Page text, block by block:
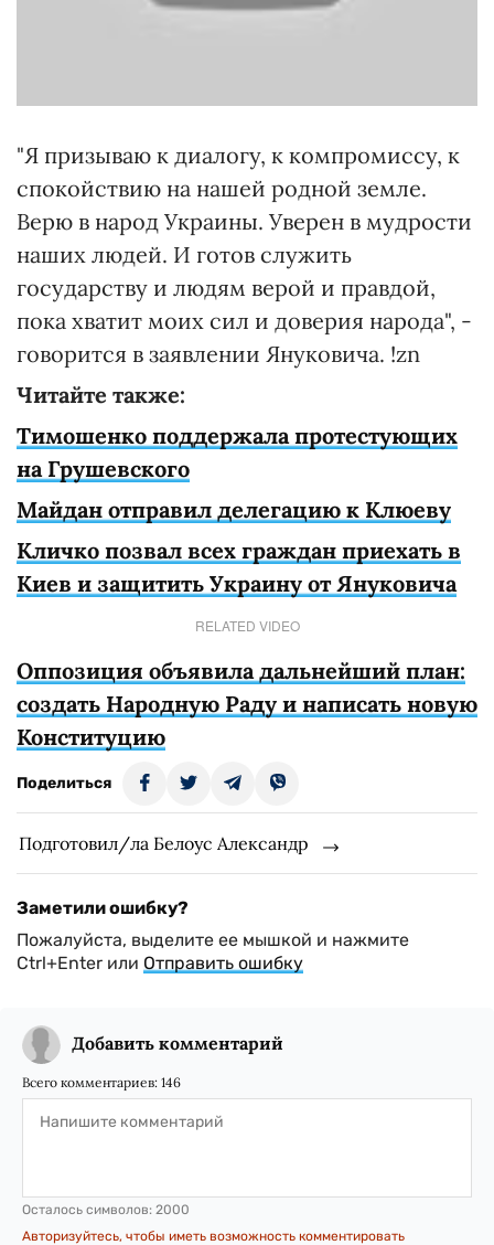
"Я призываю к диалогу, к компромиссу, к
спокойствию на нашей родной земле.
Верю в народ Украины. Уверен в мудрости
наших людей. И готов служить
государству и людям верой и правдой,
пока хватит моих сил и доверия народа", -
говорится в заявлении Януковича. !zn
Читайте также:
Тимошенко поддержала протестующих
на Грушевского
Майдан отправил делегацию к Клюеву
Кличко позвал всех граждан приехать в
Киев и защитить Украину от Януковича
RELATED VIDEO
Оппозиция объявила дальнейший план:
создать Народную Раду и написать новую
Конституцию
Поделиться
Подготовил/ла Белоус Александр
Заметили ошибку?
Пожалуйста, выделите ее мышкой и нажмите
Ctrl+Enter или Отправить ошибку
Добавить комментарий
Всего комментариев: 146
Осталось символов: 2000
Авторизуйтесь, чтобы иметь возможность комментировать